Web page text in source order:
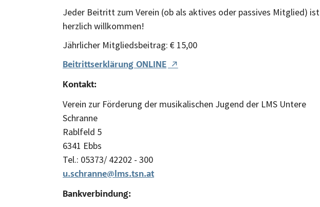
Jeder Beitritt zum Verein (ob als aktives oder passives Mitglied) ist
herzlich willkommen!
Jährlicher Mitgliedsbeitrag: € 15,00
Beitrittserklärung ONLINE
Kontakt:
Verein zur Förderung der musikalischen Jugend der LMS Untere
Schranne
Rablfeld 5
6341 Ebbs
Tel.: 05373/ 42202 - 300
u.schranne@lms.tsn.at
Bankverbindung: